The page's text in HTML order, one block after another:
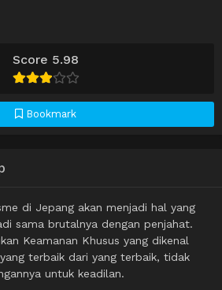
Score 5.98
Bookmark
di Jepang akan menjadi hal yang
sama brutalnya dengan penjahat.
Keamanan Khusus yang dikenal
terbaik dari yang terbaik, tidak
untuk keadilan.